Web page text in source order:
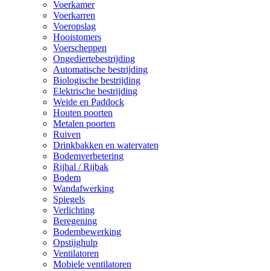
Voerkamer
Voerkarren
Voeropslag
Hooistomers
Voerscheppen
Ongediertebestrijding
Automatische bestrijding
Biologische bestrijding
Elektrische bestrijding
Weide en Paddock
Houten poorten
Metalen poorten
Ruiven
Drinkbakken en watervaten
Bodemverbetering
Rijhal / Rijbak
Bodem
Wandafwerking
Spiegels
Verlichting
Beregening
Bodembewerking
Opstijghulp
Ventilatoren
Mobiele ventilatoren